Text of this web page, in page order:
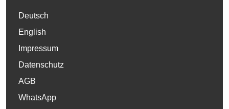
Deutsch
English
Impressum
Datenschutz
AGB
WhatsApp